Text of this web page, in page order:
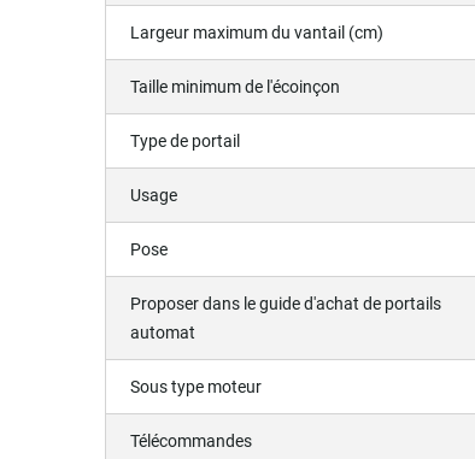
Largeur maximum du vantail (cm)
Taille minimum de l'écoinçon
Type de portail
Usage
Pose
Proposer dans le guide d'achat de portails
automat
Sous type moteur
Télécommandes